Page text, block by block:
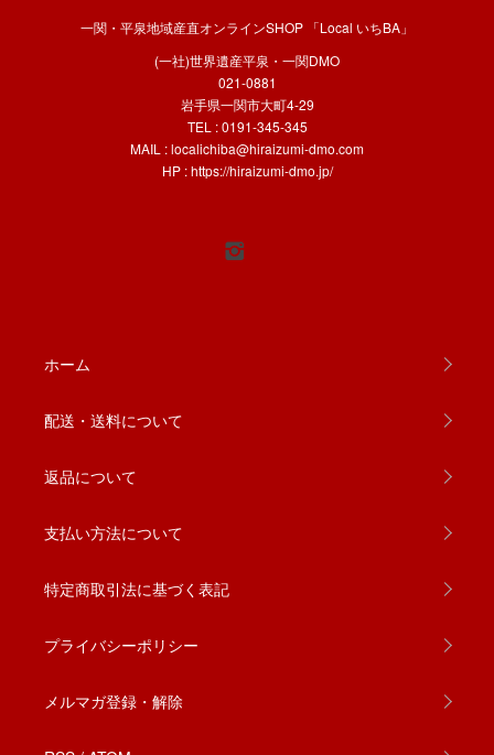
一関・平泉地域産直オンラインSHOP 「Local いちBA」
(一社)世界遺産平泉・一関DMO
021-0881
岩手県一関市大町4-29
TEL : 0191-345-345
MAIL :localichiba@hiraizumi-dmo.com
HP :https://hiraizumi-dmo.jp/
ホーム
配送・送料について
返品について
支払い方法について
特定商取引法に基づく表記
プライバシーポリシー
メルマガ登録・解除